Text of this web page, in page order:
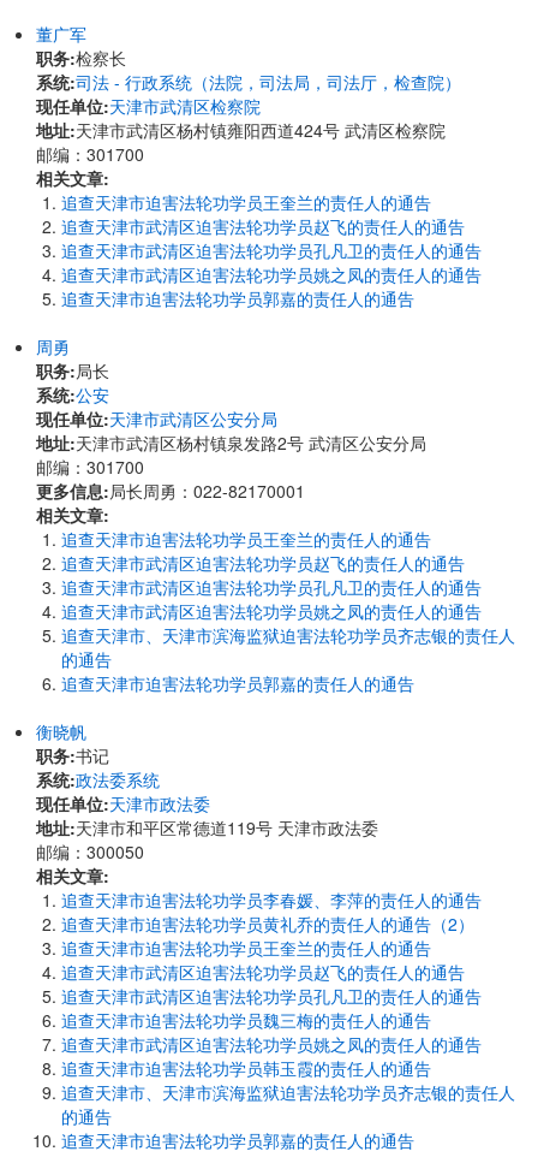
董广军
职务:检察长
系统:司法 - 行政系统（法院，司法局，司法厅，检查院）
现任单位:天津市武清区检察院
地址:天津市武清区杨村镇雍阳西道424号 武清区检察院
邮编：301700
相关文章:
追查天津市迫害法轮功学员王奎兰的责任人的通告
追查天津市武清区迫害法轮功学员赵飞的责任人的通告
追查天津市武清区迫害法轮功学员孔凡卫的责任人的通告
追查天津市武清区迫害法轮功学员姚之凤的责任人的通告
追查天津市迫害法轮功学员郭嘉的责任人的通告
周勇
职务:局长
系统:公安
现任单位:天津市武清区公安分局
地址:天津市武清区杨村镇泉发路2号 武清区公安分局
邮编：301700
更多信息:局长周勇：022-82170001
相关文章:
追查天津市迫害法轮功学员王奎兰的责任人的通告
追查天津市武清区迫害法轮功学员赵飞的责任人的通告
追查天津市武清区迫害法轮功学员孔凡卫的责任人的通告
追查天津市武清区迫害法轮功学员姚之凤的责任人的通告
追查天津市、天津市滨海监狱迫害法轮功学员齐志银的责任人
的通告
追查天津市迫害法轮功学员郭嘉的责任人的通告
衡晓帆
职务:书记
系统:政法委系统
现任单位:天津市政法委
地址:天津市和平区常德道119号 天津市政法委
邮编：300050
相关文章:
追查天津市迫害法轮功学员李春媛、李萍的责任人的通告
追查天津市迫害法轮功学员黄礼乔的责任人的通告（2）
追查天津市迫害法轮功学员王奎兰的责任人的通告
追查天津市武清区迫害法轮功学员赵飞的责任人的通告
追查天津市武清区迫害法轮功学员孔凡卫的责任人的通告
追查天津市迫害法轮功学员魏三梅的责任人的通告
追查天津市武清区迫害法轮功学员姚之凤的责任人的通告
追查天津市迫害法轮功学员韩玉霞的责任人的通告
追查天津市、天津市滨海监狱迫害法轮功学员齐志银的责任人
的通告
追查天津市迫害法轮功学员郭嘉的责任人的通告